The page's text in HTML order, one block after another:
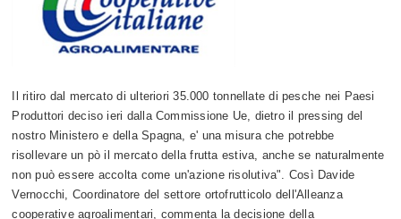
Il ritiro dal mercato di ulteriori 35.000 tonnellate di pesche nei Paesi
Produttori deciso ieri dalla Commissione Ue, dietro il pressing del
nostro Ministero e della Spagna, e' una misura che potrebbe
risollevare un pò il mercato della frutta estiva, anche se naturalmente
non può essere accolta come un'azione risolutiva". Così Davide
Vernocchi, Coordinatore del settore ortofrutticolo dell'Alleanza
cooperative agroalimentari, commenta la decisione della